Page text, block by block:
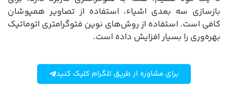
بازسازی سه بعدی اشیاء، استفاده از تصاویر همپوشان
کافی است. استفاده از روش‌های نوین فتوگرامتری اتوماتیک
بهره‌وری را بسیار افزایش داده است.
برای مشاوره از طریق تلگرام کلیک کنید